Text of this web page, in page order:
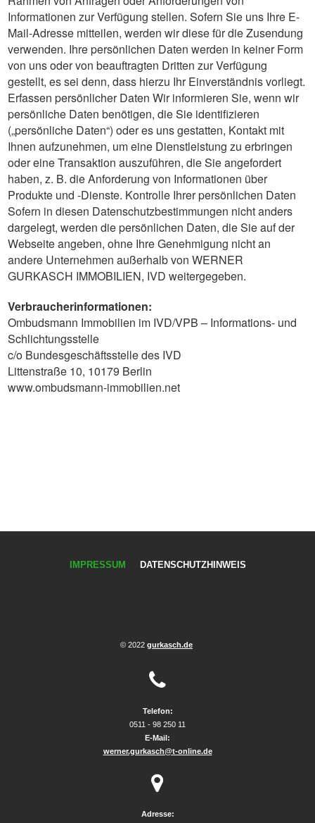
Informationen zur Verfügung stellen. Sofern Sie uns Ihre E-
Mail-Adresse mitteilen, werden wir diese für die Zusendung
verwenden. Ihre persönlichen Daten werden in keiner Form
von uns oder von beauftragten Dritten zur Verfügung
gestellt, es sei denn, dass hierzu Ihr Einverständnis vorliegt.
Erfassen persönlicher Daten Wir informieren Sie, wenn wir
persönliche Daten benötigen, die Sie identifizieren
(„persönliche Daten“) oder es uns gestatten, Kontakt mit
Ihnen aufzunehmen, um eine Dienstleistung zu erbringen
oder eine Transaktion auszuführen, die Sie angefordert
haben, z. B. die Anforderung von Informationen über
Produkte und -Dienste. Kontrolle Ihrer persönlichen Daten
Sofern in diesen Datenschutzbestimmungen nicht anders
dargelegt, werden die persönlichen Daten, die Sie auf der
Webseite angeben, ohne Ihre Genehmigung nicht an
andere Unternehmen außerhalb von WERNER
GURKASCH IMMOBILIEN, IVD weitergegeben.
Verbraucherinformationen:
Ombudsmann Immobilien im IVD/VPB – Informations- und
Schlichtungsstelle
c/o Bundesgeschäftsstelle des IVD
Littenstraße 10, 10179 Berlin
www.ombudsmann-immobilien.net
IMPRESSUM DATENSCHUTZHINWEIS
© 2022 gurkasch.de

Telefon:
0511 - 98 250 11
E-Mail:
werner.gurkasch@t-online.de

Adresse: